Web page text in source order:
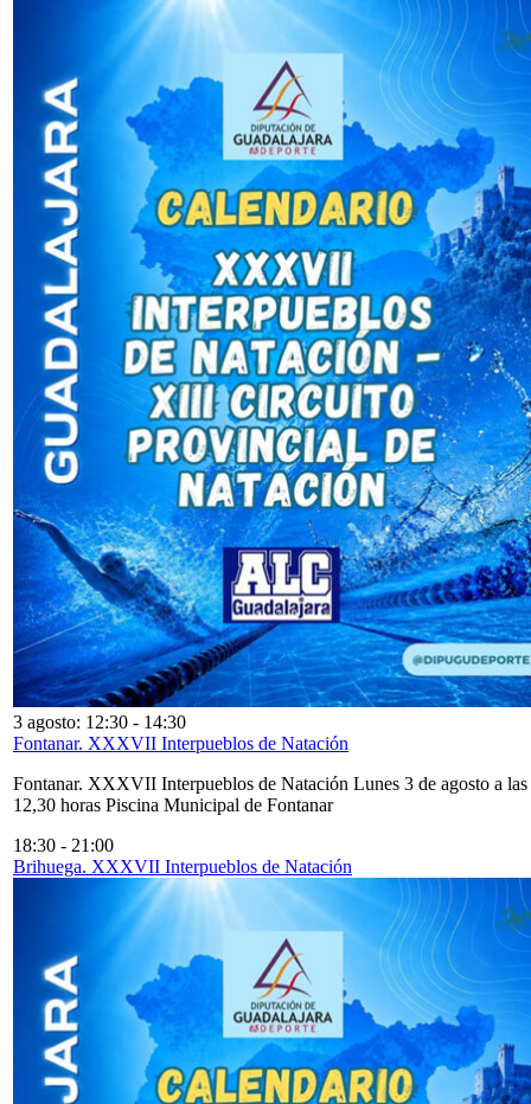
3 agosto: 12:30 - 14:30
Fontanar. XXXVII Interpueblos de Natación
Fontanar. XXXVII Interpueblos de Natación Lunes 3 de agosto a las
12,30 horas Piscina Municipal de Fontanar
18:30 - 21:00
Brihuega. XXXVII Interpueblos de Natación